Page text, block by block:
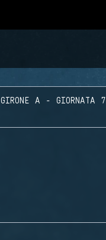
GIRONE A - GIORNATA 7